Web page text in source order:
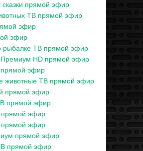
сказки прямой эфир
ТВ прямой эфир
эфир
эфир
рыбалке ТВ прямой эфир
HD прямой эфир
эфир
животные ТВ прямой эфир
прямой эфир
прямой эфир
эфир
прямой эфир
прямой эфир
прямой эфир